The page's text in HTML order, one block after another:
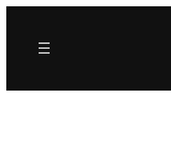
tartalomhoz